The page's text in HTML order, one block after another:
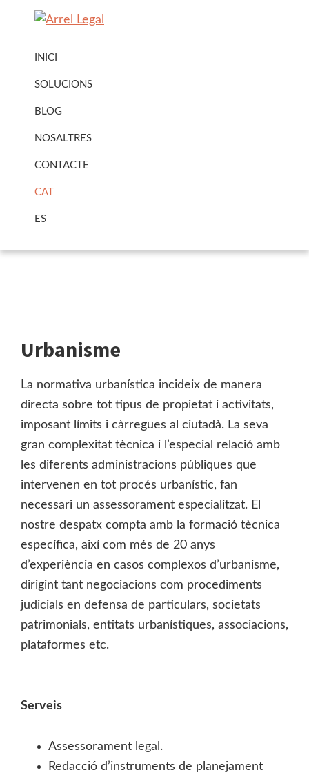
Legal
Legal
Urbanisme
INICI
SOLUCIONS
BLOG
NOSALTRES
CONTACTE
CAT
ES
Urbanisme
La normativa urbanística incideix de manera
directa sobre tot tipus de propietat i activitats,
imposant límits i càrregues al ciutadà. La seva
gran complexitat tècnica i l’especial relació amb
les diferents administracions públiques que
intervenen en tot procés urbanístic, fan
necessari un assessorament especialitzat. El
nostre despatx compta amb la formació tècnica
específica, així com més de 20 anys
d’experiència en casos complexos d’urbanisme,
dirigint tant negociacions com procediments
judicials en defensa de particulars, societats
patrimonials, entitats urbanístiques, associacions,
plataformes etc.
Serveis
Assessorament legal.
Redacció d’instruments de planejament